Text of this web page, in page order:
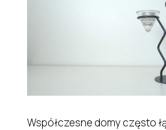
Współczesne domy często